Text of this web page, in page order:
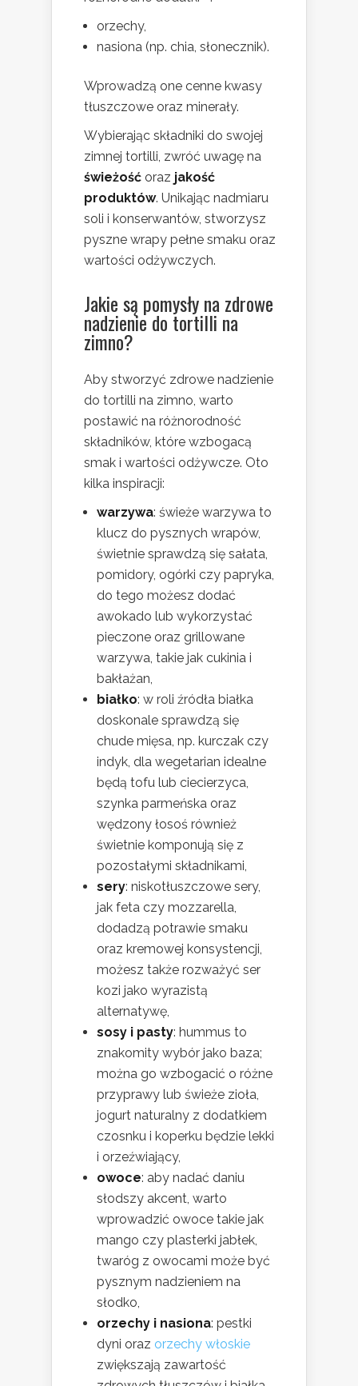
orzechy,
nasiona (np. chia, słonecznik).
Wprowadzą one cenne kwasy
tłuszczowe oraz minerały.
Wybierając składniki do swojej
zimnej tortilli, zwróć uwagę na
świeżość oraz jakość
produktów. Unikając nadmiaru
soli i konserwantów, stworzysz
pyszne wrapy pełne smaku oraz
wartości odżywczych.
Jakie są pomysły na zdrowe
nadzienie do tortilli na
zimno?
Aby stworzyć zdrowe nadzienie
do tortilli na zimno, warto
postawić na różnorodność
składników, które wzbogacą
smak i wartości odżywcze. Oto
kilka inspiracji:
warzywa: świeże warzywa to
klucz do pysznych wrapów,
świetnie sprawdzą się sałata,
pomidory, ogórki czy papryka,
do tego możesz dodać
awokado lub wykorzystać
pieczone oraz grillowane
warzywa, takie jak cukinia i
bakłażan,
białko: w roli źródła białka
doskonale sprawdzą się
chude mięsa, np. kurczak czy
indyk, dla wegetarian idealne
będą tofu lub ciecierzyca,
szynka parmeńska oraz
wędzony łosoś również
świetnie komponują się z
pozostałymi składnikami,
sery: niskotłuszczowe sery,
jak feta czy mozzarella,
dodadzą potrawie smaku
oraz kremowej konsystencji,
możesz także rozważyć ser
kozi jako wyrazistą
alternatywę,
sosy i pasty: hummus to
znakomity wybór jako baza;
można go wzbogacić o różne
przyprawy lub świeże zioła,
jogurt naturalny z dodatkiem
czosnku i koperku będzie lekki
i orzeźwiający,
owoce: aby nadać daniu
słodszy akcent, warto
wprowadzić owoce takie jak
mango czy plasterki jabłek,
twaróg z owocami może być
pysznym nadzieniem na
słodko,
orzechy i nasiona: pestki
dyni oraz orzechy włoskie
zwiększają zawartość